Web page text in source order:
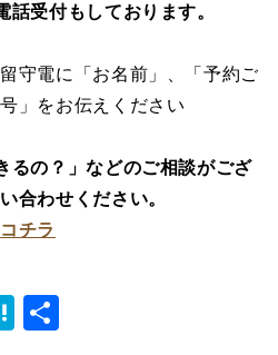
受付もしております。
守電に「お名前」、「予約ご
」をお伝えください
るの？」などのご相談がござ
合わせください。
チラ
Hatena